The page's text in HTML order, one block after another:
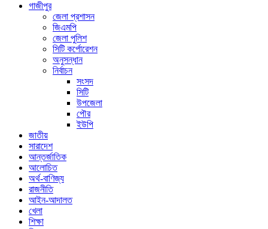
গাজীপুর
জেলা প্রশাসন
জিএমপি
জেলা পুলিশ
সিটি কর্পোরেশন
অনুসন্ধান
নির্বাচন
সংসদ
সিটি
উপজেলা
পৌর
ইউপি
জাতীয়
সারাদেশ
আন্তর্জাতিক
আলোচিত
অর্থ-বাণিজ্য
রাজনীতি
আইন-আদালত
খেলা
শিক্ষা